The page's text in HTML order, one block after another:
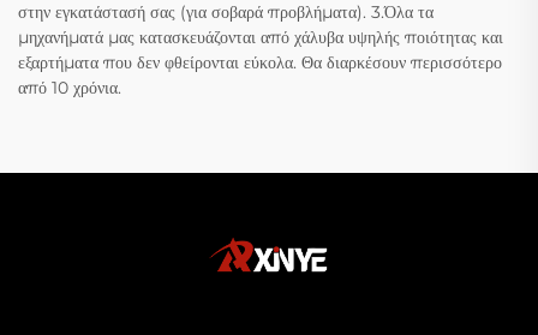
στην εγκατάστασή σας (για σοβαρά προβλήματα). 3.Όλα τα
μηχανήματά μας κατασκευάζονται από χάλυβα υψηλής ποιότητας και
εξαρτήματα που δεν φθείρονται εύκολα. Θα διαρκέσουν περισσότερο
από 10 χρόνια.